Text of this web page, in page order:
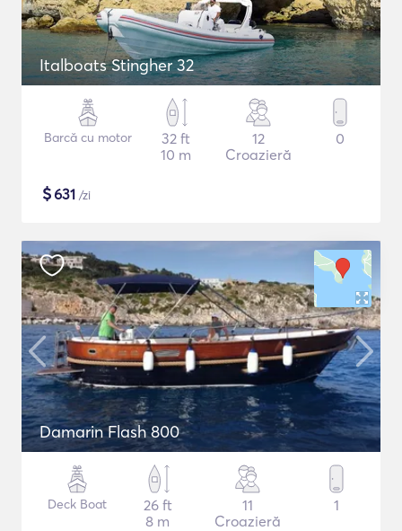
Italboats Stingher 32
Barcă cu motor
32 ft
10 m
12
Croazieră
0
$631 /zi
Damarin Flash 800
Deck Boat
26 ft
8 m
11
Croazieră
1